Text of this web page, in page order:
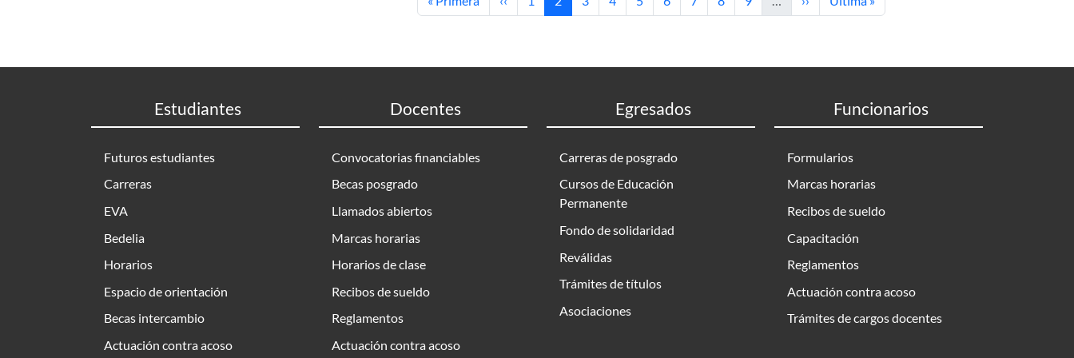
Estudiantes
Futuros estudiantes
Carreras
EVA
Bedelia
Horarios
Espacio de orientación
Becas intercambio
Actuación contra acoso
Docentes
Convocatorias financiables
Becas posgrado
Llamados abiertos
Marcas horarias
Horarios de clase
Recibos de sueldo
Reglamentos
Actuación contra acoso
Egresados
Carreras de posgrado
Cursos de Educación
Permanente
Fondo de solidaridad
Reválidas
Trámites de títulos
Asociaciones
Funcionarios
Formularios
Marcas horarias
Recibos de sueldo
Capacitación
Reglamentos
Actuación contra acoso
Trámites de cargos docentes